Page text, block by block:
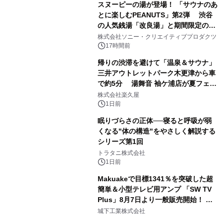
スヌーピーの湯が登場！ 「サウナのあ
とに楽しむPEANUTS」第2弾 渋谷
の人気銭湯「改良湯」と期間限定のコ
ラボレーション サウナイキタイコラ
ボグッズも発売決定！
株式会社ソニー・クリエイティブプロダクツ
17時間前
帰りの渋滞を避けて「温泉＆サウナ」
三井アウトレットパーク木更津から車
で約5分 湯舞音 袖ケ浦店が夏フェア
メニューを提供
株式会社楽久屋
1日前
眠りづらさの正体──寝ると呼吸が弱
くなる"体の構造"をやさしく解説する
シリーズ第1回
トラタニ株式会社
1日前
Makuakeで目標1341％を突破した超
簡単＆小型テレビ用アンプ 「SW TV
Plus」8月7日より一般販売開始！ ケ
ーブル1本つなぐだけ、テレビの音が
城下工業株式会社